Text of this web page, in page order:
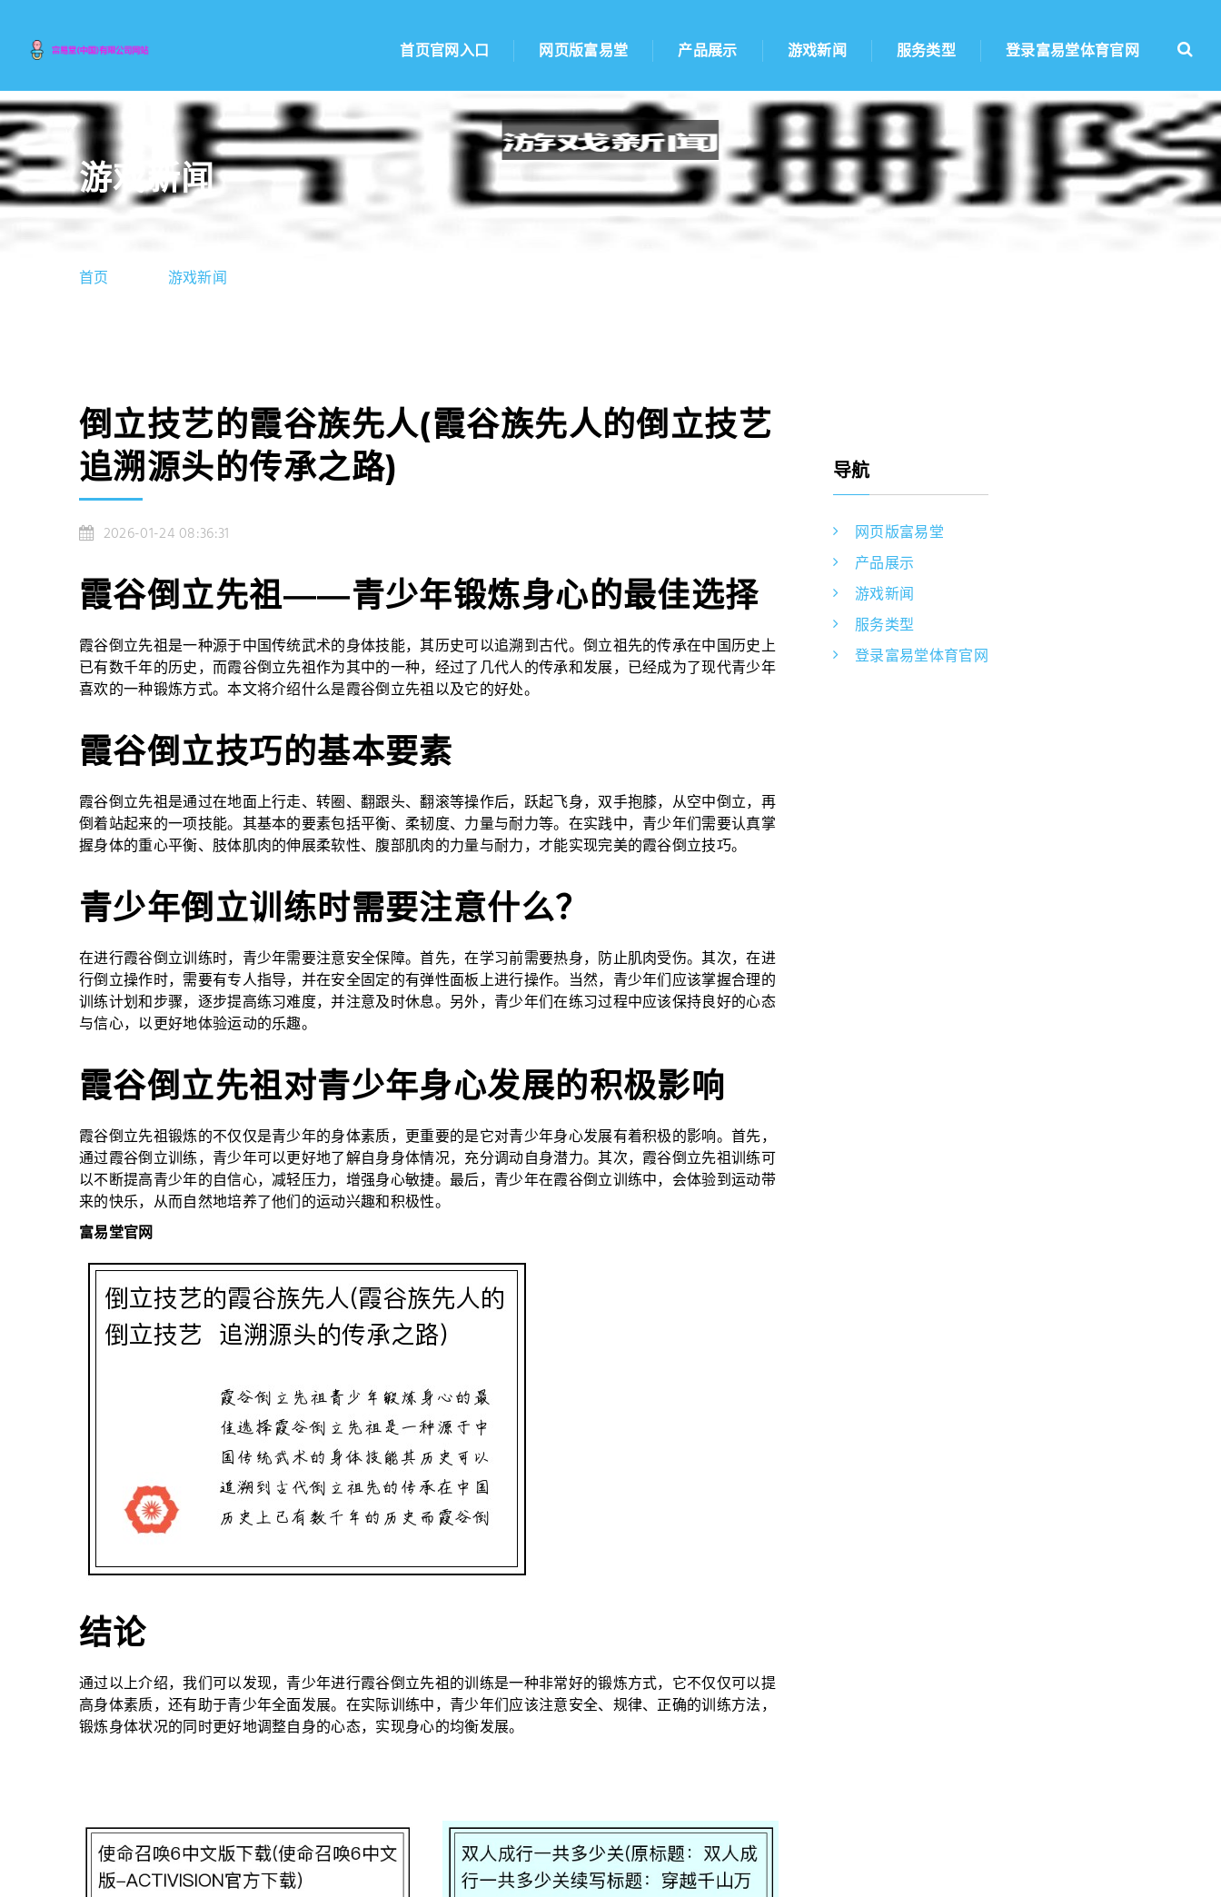
首页官网入口 网页版富易堂 产品展示 游戏新闻 服务类型 登录富易堂体育官网
游戏新闻
首页 游戏新闻
倒立技艺的霞谷族先人(霞谷族先人的倒立技艺
追溯源头的传承之路)
2026-01-24 08:36:31
霞谷倒立先祖——青少年锻炼身心的最佳选择
霞谷倒立先祖是一种源于中国传统武术的身体技能，其历史可以追溯到古代。倒立祖先的传承在中国历史上
已有数千年的历史，而霞谷倒立先祖作为其中的一种，经过了几代人的传承和发展，已经成为了现代青少年
喜欢的一种锻炼方式。本文将介绍什么是霞谷倒立先祖以及它的好处。
霞谷倒立技巧的基本要素
霞谷倒立先祖是通过在地面上行走、转圈、翻跟头、翻滚等操作后，跃起飞身，双手抱膝，从空中倒立，再
倒着站起来的一项技能。其基本的要素包括平衡、柔韧度、力量与耐力等。在实践中，青少年们需要认真掌
握身体的重心平衡、肢体肌肉的伸展柔软性、腹部肌肉的力量与耐力，才能实现完美的霞谷倒立技巧。
青少年倒立训练时需要注意什么？
在进行霞谷倒立训练时，青少年需要注意安全保障。首先，在学习前需要热身，防止肌肉受伤。其次，在进
行倒立操作时，需要有专人指导，并在安全固定的有弹性面板上进行操作。当然，青少年们应该掌握合理的
训练计划和步骤，逐步提高练习难度，并注意及时休息。另外，青少年们在练习过程中应该保持良好的心态
与信心，以更好地体验运动的乐趣。
霞谷倒立先祖对青少年身心发展的积极影响
霞谷倒立先祖锻炼的不仅仅是青少年的身体素质，更重要的是它对青少年身心发展有着积极的影响。首先，
通过霞谷倒立训练，青少年可以更好地了解自身身体情况，充分调动自身潜力。其次，霞谷倒立先祖训练可
以不断提高青少年的自信心，减轻压力，增强身心敏捷。最后，青少年在霞谷倒立训练中，会体验到运动带
来的快乐，从而自然地培养了他们的运动兴趣和积极性。
富易堂官网
结论
通过以上介绍，我们可以发现，青少年进行霞谷倒立先祖的训练是一种非常好的锻炼方式，它不仅仅可以提
高身体素质，还有助于青少年全面发展。在实际训练中，青少年们应该注意安全、规律、正确的训练方法，
锻炼身体状况的同时更好地调整自身的心态，实现身心的均衡发展。
导航
网页版富易堂
产品展示
游戏新闻
服务类型
登录富易堂体育官网